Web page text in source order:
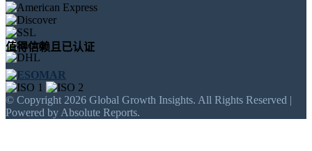
值得信赖且已认证
© Copyright 2026 Global Growth Insights. All Rights Reserved |
Powered by Absolute Reports.